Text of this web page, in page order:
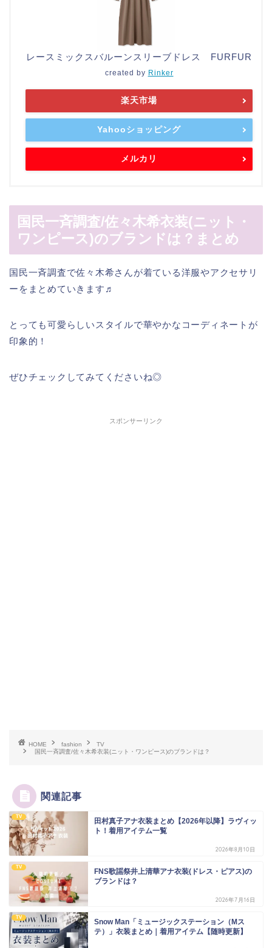
レースミックスバルーンスリーブドレス FURFUR
created by Rinker
楽天市場
Yahooショッピング
メルカリ
国民一斉調査/佐々木希衣装(ニット・
ワンピース)のブランドは？まとめ
国民一斉調査で佐々木希さんが着ている洋服やアクセサリ
ーをまとめていきます♬
とっても可愛らしいスタイルで華やかなコーディネートが
印象的！
ぜひチェックしてみてくださいね◎
スポンサーリンク
HOME fashion
TV
国民一斉調査/佐々木希衣装(ニット・ワンピース)のブランドは？
関連記事
TV
田村真子アナ衣装まとめ【2026年以降】ラヴィッ
ト！着用アイテム一覧
2026年8月10日
TV
FNS歌謡祭井上清華アナ衣装(ドレス・ピアス)の
ブランドは？
2026年7月16日
TV
Snow Man「ミュージックステーション（Mス
テ）」衣装まとめ｜着用アイテム【随時更新】